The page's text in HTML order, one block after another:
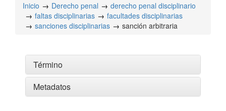
Inicio Derecho penal
derecho penal disciplinario
faltas disciplinarias
facultades disciplinarias
sanciones disciplinarias
sanción arbitraria
Término
Metadatos